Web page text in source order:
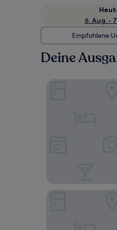
6. Aug. -
Empfohlene
Deine
Hotel Empfinger